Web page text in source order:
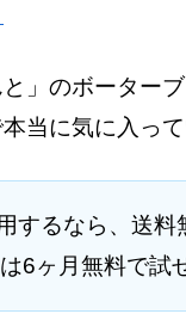
」のボーター
当に気に入って
するなら、送料
6ヶ月無料で試